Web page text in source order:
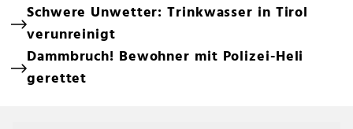
Schwere Unwetter: Trinkwasser in Tirol
verunreinigt
Dammbruch! Bewohner mit Polizei-Heli
gerettet